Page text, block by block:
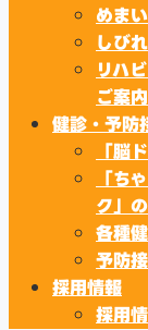
めま
しび
リハ
ご案内
健診・予防
「脳
「ち
ク」
各種
予防
採用情報
採用